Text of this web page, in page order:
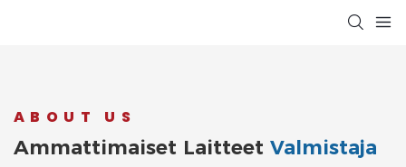
ABOUT US
Ammattimaiset Laitteet Valmistaja